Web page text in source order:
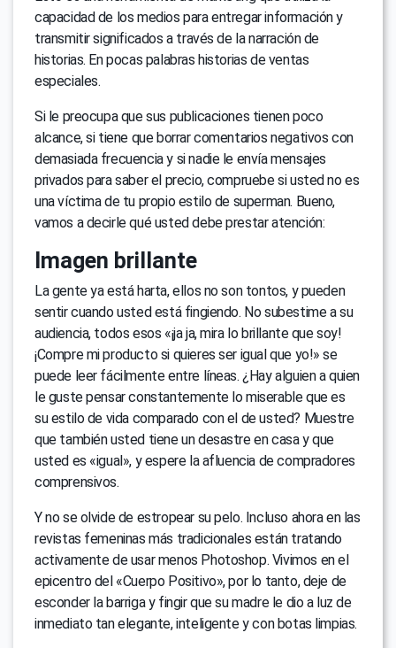
capacidad de los medios para entregar información y
transmitir significados a través de la narración de
historias. En pocas palabras historias de ventas
especiales.
Si le preocupa que sus publicaciones tienen poco
alcance, si tiene que borrar comentarios negativos con
demasiada frecuencia y si nadie le envía mensajes
privados para saber el precio, compruebe si usted no es
una víctima de tu propio estilo de superman. Bueno,
vamos a decirle qué usted debe prestar atención:
Imagen brillante
La gente ya está harta, ellos no son tontos, y pueden
sentir cuando usted está fingiendo. No subestime a su
audiencia, todos esos «¡ja ja, mira lo brillante que soy!
¡Compre mi producto si quieres ser igual que yo!» se
puede leer fácilmente entre líneas. ¿Hay alguien a quien
le guste pensar constantemente lo miserable que es
su estilo de vida comparado con el de usted? Muestre
que también usted tiene un desastre en casa y que
usted es «igual», y espere la afluencia de compradores
comprensivos.
Y no se olvide de estropear su pelo. Incluso ahora en las
revistas femeninas más tradicionales están tratando
activamente de usar menos Photoshop. Vivimos en el
epicentro del «Сuerpo Positivo», por lo tanto, deje de
esconder la barriga y fingir que su madre le dio a luz de
inmediato tan elegante, inteligente y con botas limpias.